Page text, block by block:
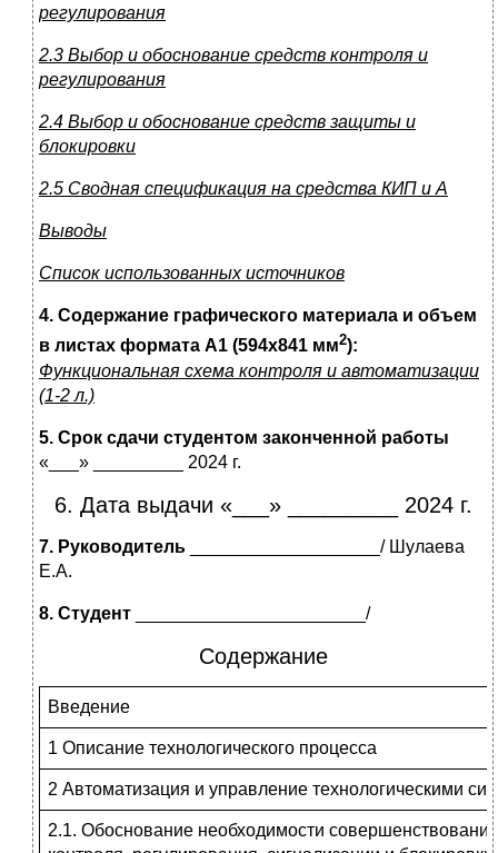
регулирования
2.3 Выбор и обоснование средств контроля и
регулирования
2.4 Выбор и обоснование средств защиты и
блокировки
2.5 Сводная спецификация на средства КИП и А
Выводы
Список использованных источников
4. Содержание графического материала и объем
в листах формата А1 (594х841 мм2):
Функциональная схема контроля и автоматизации
(1-2 л.)
5. Срок сдачи студентом законченной работы
«___» _________ 2024 г.
6. Дата выдачи «___» _________ 2024 г.
7. Руководитель ___________________/ Шулаева
Е.А.
8. Студент _______________________/
Содержание
Введение
1 Описание технологического процесса
2 Автоматизация и управление технологическими
2.1. Обоснование необходимости